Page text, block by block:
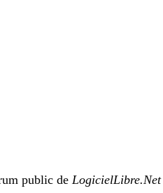
public de LogicielLibre.Net